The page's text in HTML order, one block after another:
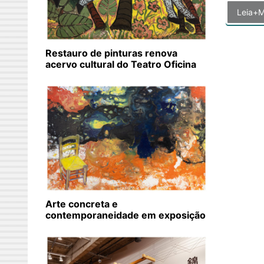
Restauro de pinturas renova
acervo cultural do Teatro Oficina
Arte concreta e
contemporaneidade em exposição